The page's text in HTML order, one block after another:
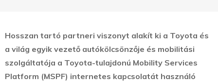
Hosszan tartó partneri viszonyt alakít ki a Toyota és
a világ egyik vezető autókölcsönzője és mobilitási
szolgáltatója a Toyota-tulajdonú Mobility Services
Platform (MSPF) internetes kapcsolatát használó